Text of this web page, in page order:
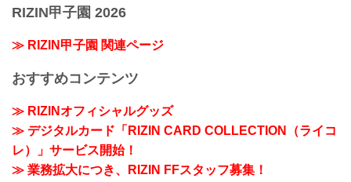
RIZIN甲子園 2026
≫ RIZIN甲子園 関連ページ
おすすめコンテンツ
≫ RIZINオフィシャルグッズ
≫ デジタルカード「RIZIN CARD COLLECTION（ライコ
レ）」サービス開始！
≫ 業務拡大につき、RIZIN FFスタッフ募集！